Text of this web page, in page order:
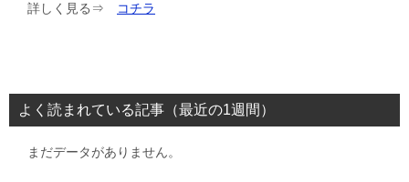
詳しく見る⇒ コチラ
よく読まれている記事（最近の1週間）
まだデータがありません。